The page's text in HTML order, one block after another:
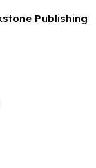
Publishing